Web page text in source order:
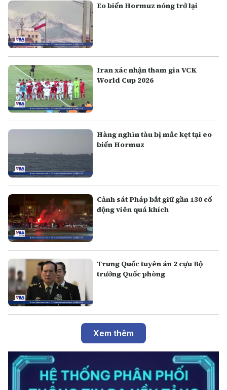
Eo biển Hormuz nóng trở lại
Iran xác nhận tham gia VCK
World Cup 2026
Hàng nghìn tàu bị mắc kẹt tại eo
biển Hormuz
Cảnh sát Pháp bắt giữ gần 130 cổ
động viên quá khích
Trung Quốc tuyên án 2 cựu Bộ
trưởng Quốc phòng
Xem thêm